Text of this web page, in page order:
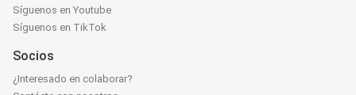
Síguenos en Youtube
Síguenos en TikTok
Socios
¿Interesado en colaborar?